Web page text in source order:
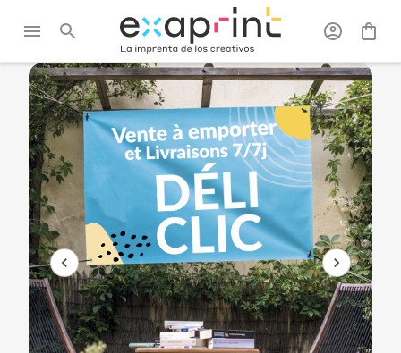
Exaprint/Gran
Formato
/Lonas
publicitarias
/Lona de
PVC